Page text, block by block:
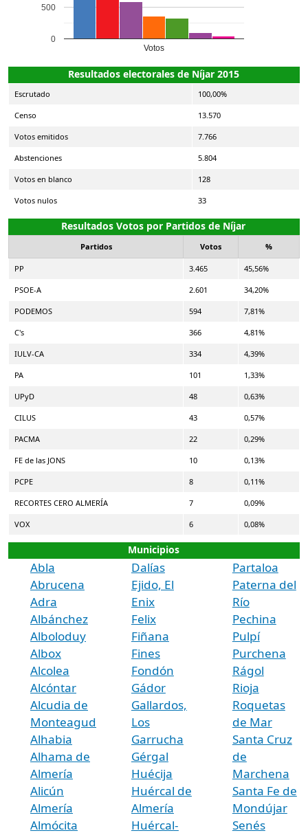
Votos
0
500
Resultados electorales de Níjar 2015
Escrutado 100,00%
Censo 13.570
Votos emitidos 7.766
Abstenciones 5.804
Votos en blanco 128
Votos nulos 33
Resultados Votos por Partidos de Níjar
Partidos Votos %
PP 3.465 45,56%
PSOE-A 2.601 34,20%
PODEMOS 594 7,81%
C's 366 4,81%
IULV-CA 334 4,39%
PA 101 1,33%
UPyD 48 0,63%
CILUS 43 0,57%
PACMA 22 0,29%
FE de las JONS 10 0,13%
PCPE 8 0,11%
RECORTES CERO ALMERÍA 7 0,09%
VOX 6 0,08%
Municipios
Abla
Abrucena
Adra
Albánchez
Alboloduy
Albox
Alcolea
Alcóntar
Alcudia de
Monteagud
Alhabia
Alhama de
Almería
Alicún
Almería
Almócita
Dalías
Ejido, El
Enix
Felix
Fiñana
Fines
Fondón
Gádor
Gallardos,
Los
Garrucha
Gérgal
Huécija
Huércal de
Almería
Huércal-
Partaloa
Paterna del
Río
Pechina
Pulpí
Purchena
Rágol
Rioja
Roquetas
de Mar
Santa Cruz
de
Marchena
Santa Fe de
Mondújar
Senés